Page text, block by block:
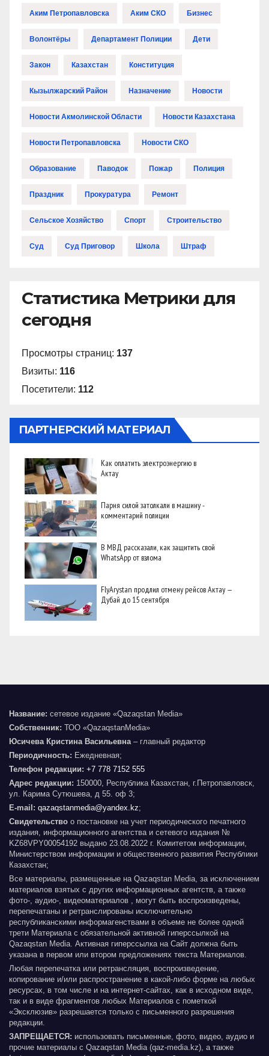
Аким Петропавловска Аким СКО Бизнес
Волонтёры Департамент Полиции Дети
Закон Казахстан Конституция
Кызылжарский Район Назначение Новости
Новости Акмолинской Области Новости Казахстана
Новости Петропавловска Новости СКО
Образование Паводок Пожар Полиция
Праздник Прокуратура Ремонт
Сельское Хозяйство Спорт Строительство
Суд Суд Приговор Школа Штраф
Статистика Метрики для
сегодня
Просмотры страниц: 137
Визиты: 116
Посетители: 112
ПАРТНЕРСКИЙ МАТЕРИАЛ
Как оплатить электроэнергию в
Актау
Парня силой затолкали в машину -
комментарий полиции
В МВД рассказали, как защитить свой
WhatsApp от взлома
FlyArystan продлил отмену рейсов Актау —
Дубай до 15 сентября
Название: сетевое издание «Qazaqstan Media»
Собственник: ТОО «QazaqstanMedia»
Юсичева Кристина Васильевна – главный редактор
Периодичность: Ежедневная;
Телефон редакции: +7 778 7152 555
Адрес редакции: 150000, Республика Казахстан, г.Петропавловск,
ул. Карима Сутюшева, д 55. оф 3;
E-mail: qazaqstanmedia@yandex.kz;
Свидетельство о постановке на учет периодического печатного
издания, информационного агентства и сетевого издания №
KZ68VPY00054192 выдано 23.08.2022 г. Комитетом информации,
Министерством информации и общественного развития Республики
Казахстан;
Все материалы, размещенные на Qazaqstan Media, за исключением
материалов взятых с других информационных агентств, а также
фото-, аудио-, видеоматериалов , могут быть воспроизведены,
перепечатаны и ретранслированы исключительно
республиканскими информагенствами в объеме не более одной
трети Материала с обязательной активной гиперссылкой на
Qazaqstan Media. Активная гиперссылка на Сайт должна быть
указана в первом или втором предложениях текста Материалов.
Любая перепечатка или ретрансляция, воспроизведение,
копирование и/или распространение в какой-либо форме на любых
ресурсах, в том числе и на интернет-сайтах, как в исходном виде,
так и в виде фрагментов любых Материалов с пометкой
«Эксклюзив» разрешается только с письменного разрешения
редакции.
ЗАПРЕЩАЕТСЯ: использовать письменные, фото, видео, аудио и
прочие материалы с Qazaqstan Media (qaz-media.kz), а также